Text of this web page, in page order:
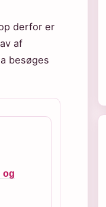
derfor er
af
besøges
og